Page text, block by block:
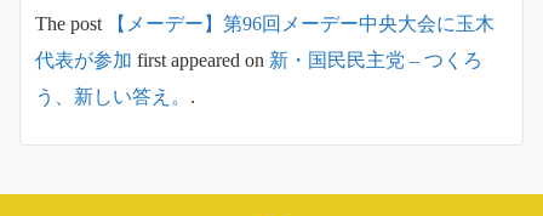
The post
【メーデー】第96回メーデー中央大会に玉木
代表が参加 first appeared on 新・国民民主党 – つくろ
う、新しい答え。 .